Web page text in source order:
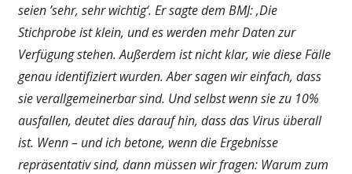
seien ’sehr, sehr wichtig‘. Er sagte dem BMJ: ‚Die
Stichprobe ist klein, und es werden mehr Daten zur
Verfügung stehen. Außerdem ist nicht klar, wie diese Fälle
genau identifiziert wurden. Aber sagen wir einfach, dass
sie verallgemeinerbar sind. Und selbst wenn sie zu 10%
ausfallen, deutet dies darauf hin, dass das Virus überall
ist. Wenn – und ich betone, wenn die Ergebnisse
repräsentativ sind, dann müssen wir fragen: Warum zum